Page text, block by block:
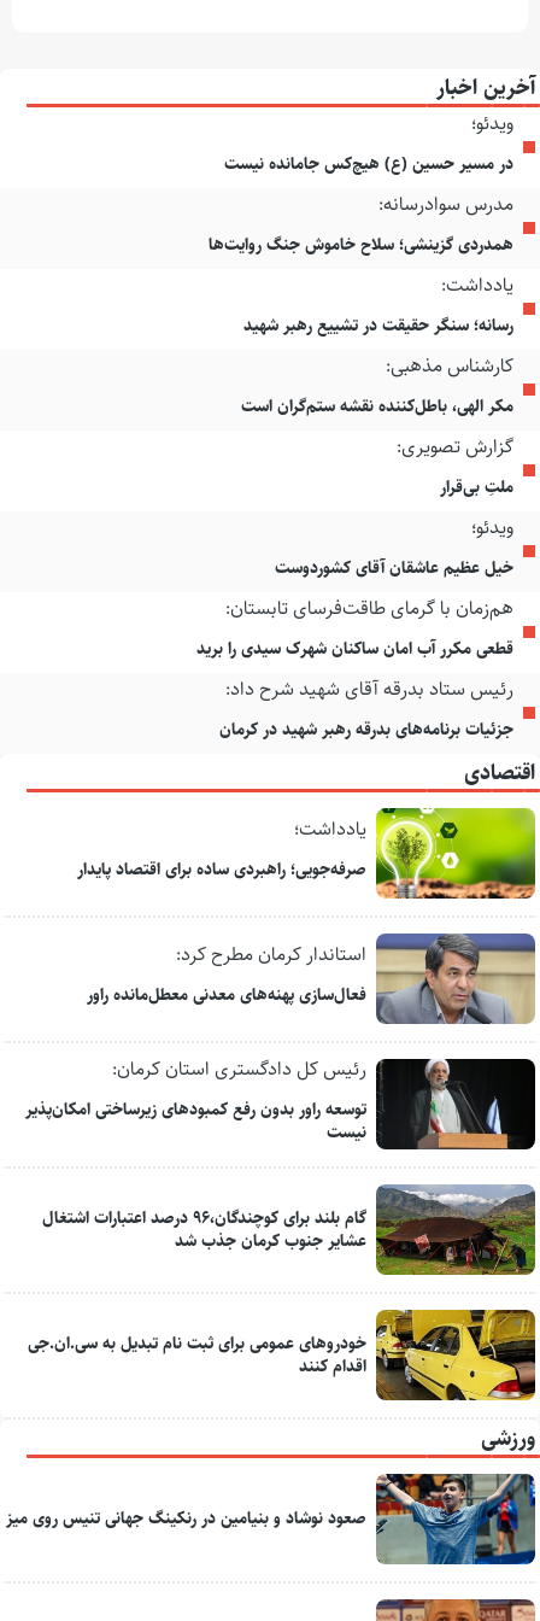
آخرین اخبار
ویدئو؛
در مسیر حسین (ع) هیچ‌کس جامانده نیست
مدرس سوادرسانه:
همدردی گزینشی؛ سلاح خاموش جنگ روایت‌ها
یادداشت:
رسانه؛ سنگر حقیقت در تشییع رهبر شهید
کارشناس مذهبی:
مکر الهی، باطل‌کننده نقشه ستم‌گران است
گزارش تصویری:
ملتِ بی‌قرار
ویدئو؛
خیل عظیم عاشقان آقای کشوردوست
هم‌زمان با گرمای طاقت‌فرسای تابستان:
قطعی مکرر آب امان ساکنان شهرک سیدی را برید
رئیس ستاد بدرقه آقای شهید شرح داد:
جزئیات برنامه‌های بدرقه رهبر شهید در کرمان
اقتصادی
یادداشت؛
صرفه‌جویی؛ راهبردی ساده برای اقتصاد پایدار
استاندار کرمان مطرح کرد:
فعال‌سازی پهنه‌های معدنی معطل‌مانده راور
رئیس کل دادگستری استان کرمان:
توسعه راور بدون رفع کمبودهای زیرساختی امکان‌پذیر
نیست
گام بلند برای کوچندگان،۹۶ درصد اعتبارات اشتغال
عشایر جنوب کرمان جذب شد
خودروهای عمومی برای ثبت نام تبدیل به سی.ان.جی
اقدام کنند
ورزشی
صعود نوشاد و بنیامین در رنکینگ جهانی تنیس روی میز